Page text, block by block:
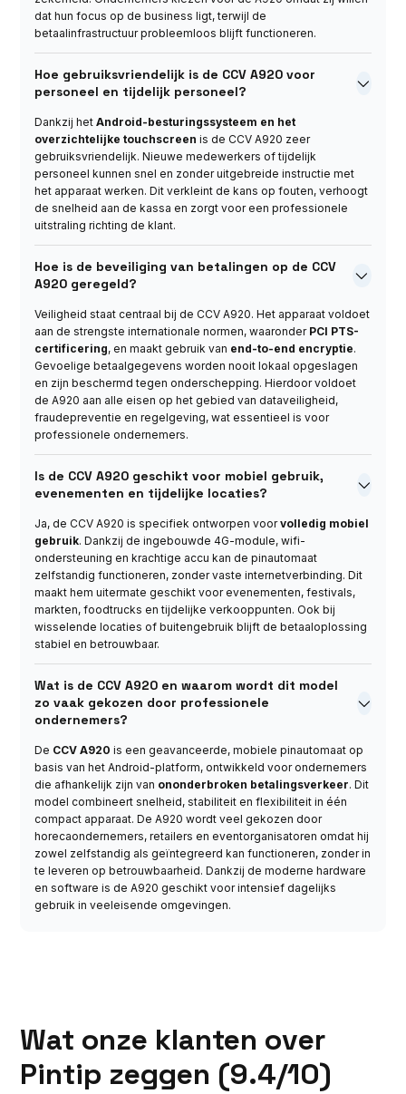
dat hun focus op de business ligt, terwijl de
betaalinfrastructuur probleemloos blijft functioneren.
Hoe gebruiksvriendelijk is de CCV A920 voor
personeel en tijdelijk personeel?

Dankzij hetAndroid-besturingssysteem en het
overzichtelijke touchscreen is de CCV A920 zeer
gebruiksvriendelijk. Nieuwe medewerkers of tijdelijk
personeel kunnen snel en zonder uitgebreide instructie met
het apparaat werken. Dit verkleint de kans op fouten, verhoogt
de snelheid aan de kassa en zorgt voor een professionele
uitstraling richting de klant.
Hoe is de beveiliging van betalingen op de CCV
A920 geregeld?

Veiligheid staat centraal bij de CCV A920. Het apparaat voldoet
aan de strengste internationale normen, waaronder PCI PTS-
certificering, en maakt gebruik van end-to-end encryptie.
Gevoelige betaalgegevens worden nooit lokaal opgeslagen
en zijn beschermd tegen onderschepping. Hierdoor voldoet
de A920 aan alle eisen op het gebied van dataveiligheid,
fraude­preventie en regelgeving, wat essentieel is voor
professionele ondernemers.
Is de CCV A920 geschikt voor mobiel gebruik,
evenementen en tijdelijke locaties?

Ja, de CCV A920 is specifiek ontworpen voorvolledig mobiel
gebruik. Dankzij de ingebouwde 4G-module, wifi-
ondersteuning en krachtige accu kan de pinautomaat
zelfstandig functioneren, zonder vaste internetverbinding. Dit
maakt hem uitermate geschikt voor evenementen, festivals,
markten, foodtrucks en tijdelijke verkooppunten. Ook bij
wisselende locaties of buitengebruik blijft de betaaloplossing
stabiel en betrouwbaar.
Wat is de CCV A920 en waarom wordt dit model
zo vaak gekozen door professionele
ondernemers?

De CCV A920 is een geavanceerde, mobiele pinautomaat op
basis van het Android-platform, ontwikkeld voor ondernemers
die afhankelijk zijn van ononderbroken betalingsverkeer. Dit
model combineert snelheid, stabiliteit en flexibiliteit in één
compact apparaat. De A920 wordt veel gekozen door
horecaondernemers, retailers en eventorganisatoren omdat hij
zowel zelfstandig als geïntegreerd kan functioneren, zonder in
te leveren op betrouwbaarheid. Dankzij de moderne hardware
en software is de A920 geschikt voor intensief dagelijks
gebruik in veeleisende omgevingen.
Wat onze klanten over
Pintip zeggen (9.4/10)